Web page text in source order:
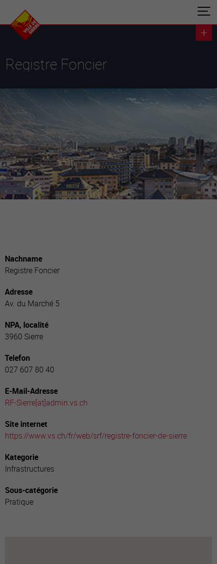
Registre Foncier
Nachname
Registre Foncier
Adresse
Av. du Marché 5
NPA, localité
3960 Sierre
Telefon
027 607 80 40
E-Mail-Adresse
RF-Sierre[at]admin.vs.ch
Site internet
https://www.vs.ch/fr/web/srf/registre-foncier-de-sierre
Kategorie
Infrastructures
Sous-catégorie
Pratique